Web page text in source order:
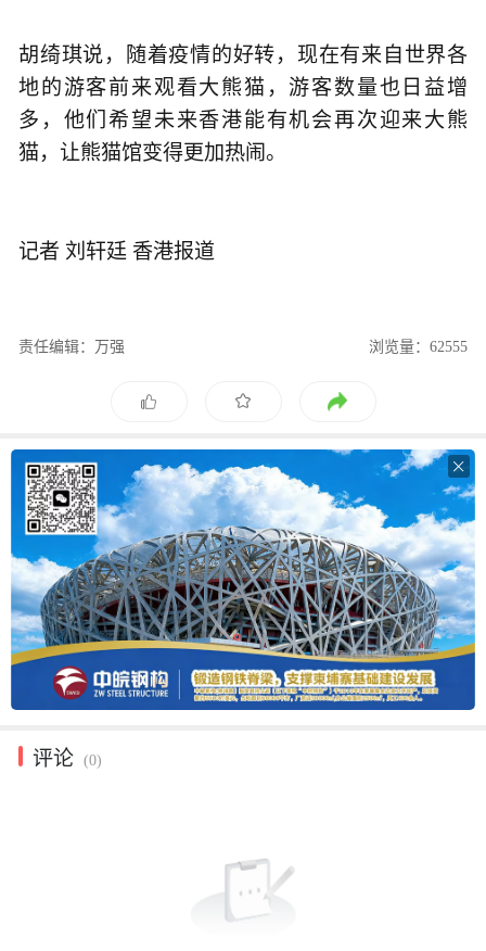
胡绮琪说，随着疫情的好转，现在有来自世界各
地的游客前来观看大熊猫，游客数量也日益增
多，他们希望未来香港能有机会再次迎来大熊
猫，让熊猫馆变得更加热闹。
记者 刘轩廷 香港报道
责任编辑：万强 浏览量：62555

评论 (0)